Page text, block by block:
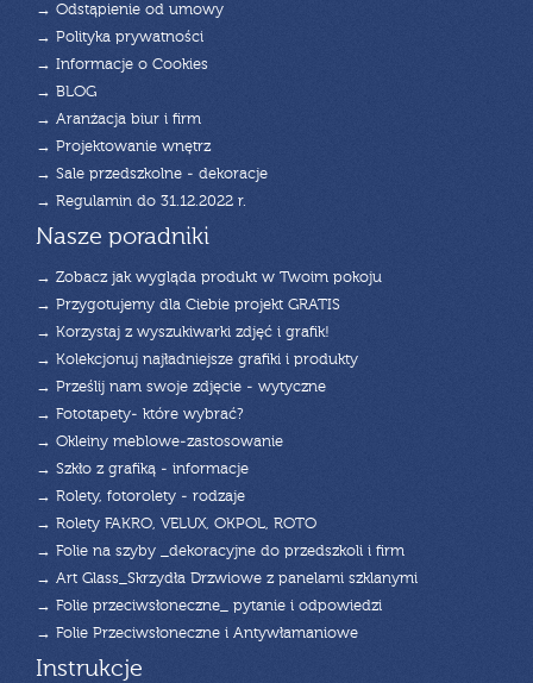
→ Odstąpienie od umowy
→ Polityka prywatności
→ Informacje o Cookies
→ BLOG
→ Aranżacja biur i firm
→ Projektowanie wnętrz
→ Sale przedszkolne - dekoracje
→ Regulamin do 31.12.2022 r.
Nasze poradniki
→ Zobacz jak wygląda produkt w Twoim pokoju
→ Przygotujemy dla Ciebie projekt GRATIS
→ Korzystaj z wyszukiwarki zdjęć i grafik!
→ Kolekcjonuj najładniejsze grafiki i produkty
→ Prześlij nam swoje zdjęcie - wytyczne
→ Fototapety- które wybrać?
→ Okleiny meblowe-zastosowanie
→ Szkło z grafiką - informacje
→ Rolety, fotorolety - rodzaje
→ Rolety FAKRO, VELUX, OKPOL, ROTO
→ Folie na szyby _dekoracyjne do przedszkoli i firm
→ Art Glass_Skrzydła Drzwiowe z panelami szklanymi
→ Folie przeciwsłoneczne_ pytanie i odpowiedzi
→ Folie Przeciwsłoneczne i Antywłamaniowe
Instrukcje